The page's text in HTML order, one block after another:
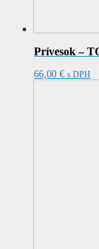
Prívesok –
66,00 € s DPH